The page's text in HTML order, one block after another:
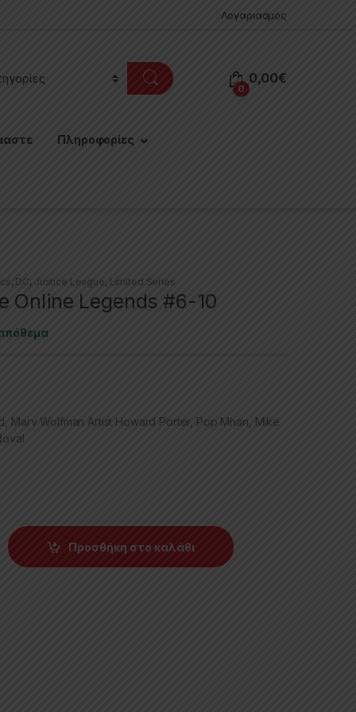
Λογαριασμός
0
0,00€
Πληροφορίες
, DC, Justice League, Limited Series
Online Legends #6-10
Marv Wolfman Artist Howard Porter, Pop Mhan, Mike
Προσθήκη στο καλάθι